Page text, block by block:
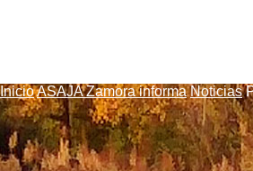
InicioASAJA Zamora informa Noticias